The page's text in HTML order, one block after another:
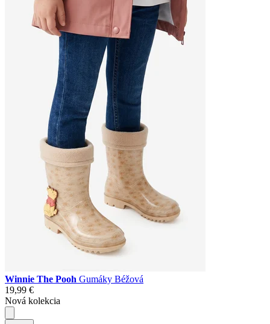
Winnie The Pooh Gumáky Béžová
19,99 €
Nová kolekcia